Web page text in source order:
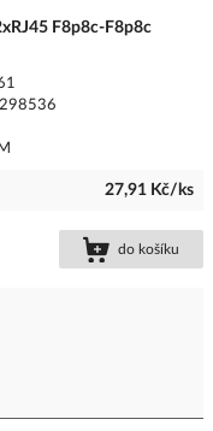
F8p8c-F8p8c
27,91 Kč/ks
do košíku